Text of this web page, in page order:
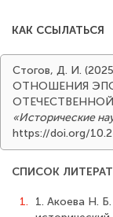
КАК ССЫЛАТЬСЯ
Стогов, Д. И.
ОТНОШЕНИЯ
«Исторические
https://doi.org/
СПИСОК
1.
1. Акоева Н.